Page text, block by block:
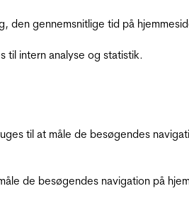
den gennemsnitlige tid på
til intern analyse og statistik.
til at måle de besøgendes
de besøgendes navigation på